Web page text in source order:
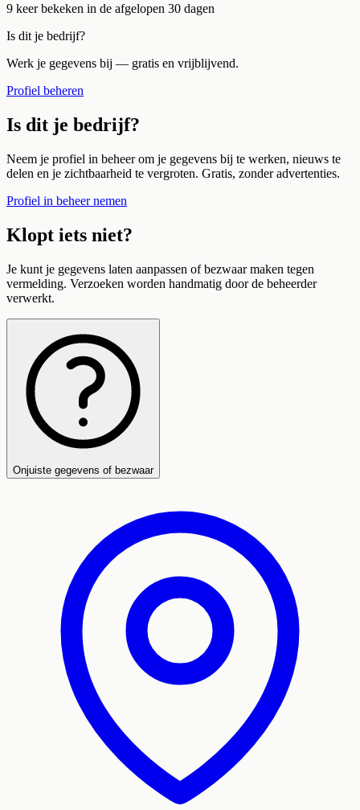
9 keer bekeken in de afgelopen 30 dagen
Is dit je bedrijf?
Werk je gegevens bij — gratis en vrijblijvend.
Profiel beheren
Is dit je bedrijf?
Neem je profiel in beheer om je gegevens bij te werken, nieuws te
delen en je zichtbaarheid te vergroten. Gratis, zonder advertenties.
Profiel in beheer nemen
Klopt iets niet?
Je kunt je gegevens laten aanpassen of bezwaar maken tegen
vermelding. Verzoeken worden handmatig door de beheerder
verwerkt.
Onjuiste gegevens of bezwaar